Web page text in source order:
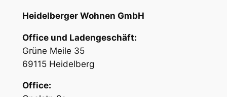
Heidelberger Wohnen GmbH
Office und Ladengeschäft:
Grüne Meile 35
69115 Heidelberg
Office: